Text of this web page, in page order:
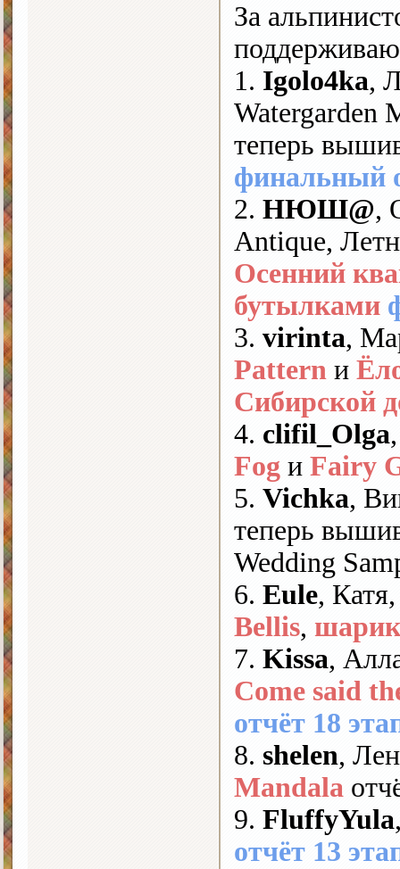
За
1. Igolo4ka,
Watergarden
теперь
финальный
2. НЮШ@,
Antique,
Осенний
бутылками
3. virinta,
Pattern и
Сибирской
4. clifil_Olga
Fog и Fairy
5. Vichka,
теперь
Wedding
6. Eule,
Bellis,
7. Kissa,
Come said
отчёт 18
8. shelen,
Mandala
9. FluffyYula
отчёт 13